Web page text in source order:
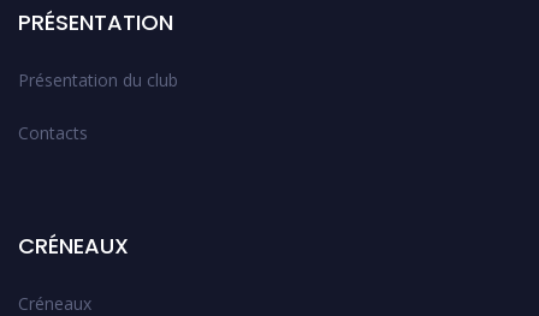
PRÉSENTATION
Présentation du club
Contacts
CRÉNEAUX
Créneaux